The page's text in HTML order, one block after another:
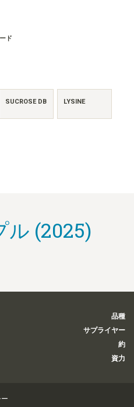
ド
SUCROSE DB LYSINE
ル (2025)
品種
サプライヤー
約
資力